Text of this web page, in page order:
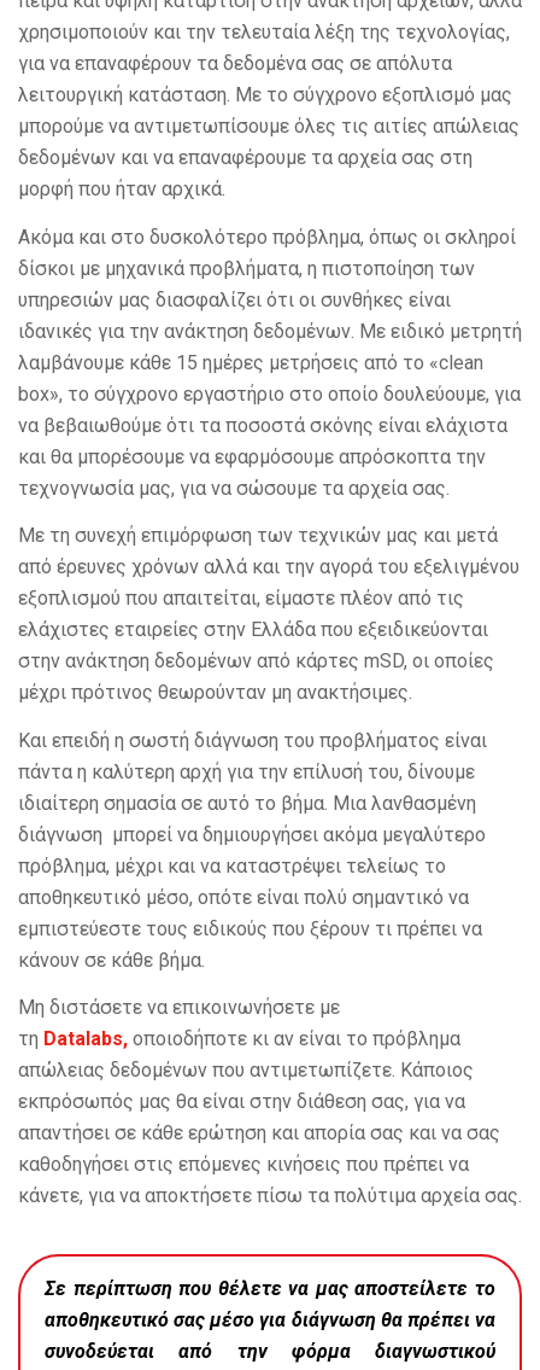
χρησιμοποιούν και την τελευταία λέξη της τεχνολογίας,
για να επαναφέρουν τα δεδομένα σας σε απόλυτα
λειτουργική κατάσταση. Με το σύγχρονο εξοπλισμό μας
μπορούμε να αντιμετωπίσουμε όλες τις αιτίες απώλειας
δεδομένων και να επαναφέρουμε τα αρχεία σας στη
μορφή που ήταν αρχικά.
Ακόμα και στο δυσκολότερο πρόβλημα, όπως οι σκληροί
δίσκοι με μηχανικά προβλήματα, η πιστοποίηση των
υπηρεσιών μας διασφαλίζει ότι οι συνθήκες είναι
ιδανικές για την ανάκτηση δεδομένων. Με ειδικό μετρητή
λαμβάνουμε κάθε 15 ημέρες μετρήσεις από το «clean
box», το σύγχρονο εργαστήριο στο οποίο δουλεύουμε, για
να βεβαιωθούμε ότι τα ποσοστά σκόνης είναι ελάχιστα
και θα μπορέσουμε να εφαρμόσουμε απρόσκοπτα την
τεχνογνωσία μας, για να σώσουμε τα αρχεία σας.
Με τη συνεχή επιμόρφωση των τεχνικών μας και μετά
από έρευνες χρόνων αλλά και την αγορά του εξελιγμένου
εξοπλισμού που απαιτείται, είμαστε πλέον από τις
ελάχιστες εταιρείες στην Ελλάδα που εξειδικεύονται
στην ανάκτηση δεδομένων από κάρτες mSD, οι οποίες
μέχρι πρότινος θεωρούνταν μη ανακτήσιμες.
Και επειδή η σωστή διάγνωση του προβλήματος είναι
πάντα η καλύτερη αρχή για την επίλυσή του, δίνουμε
ιδιαίτερη σημασία σε αυτό το βήμα. Μια λανθασμένη
διάγνωση μπορεί να δημιουργήσει ακόμα μεγαλύτερο
πρόβλημα, μέχρι και να καταστρέψει τελείως το
αποθηκευτικό μέσο, οπότε είναι πολύ σημαντικό να
εμπιστεύεστε τους ειδικούς που ξέρουν τι πρέπει να
κάνουν σε κάθε βήμα.
Μη διστάσετε να επικοινωνήσετε με
τη Datalabs, οποιοδήποτε κι αν είναι το πρόβλημα
απώλειας δεδομένων που αντιμετωπίζετε. Κάποιος
εκπρόσωπός μας θα είναι στην διάθεση σας, για να
απαντήσει σε κάθε ερώτηση και απορία σας και να σας
καθοδηγήσει στις επόμενες κινήσεις που πρέπει να
κάνετε, για να αποκτήσετε πίσω τα πολύτιμα αρχεία σας.
Σε περίπτωση που θέλετε να μας αποστείλετε το
αποθηκευτικό σας μέσο για διάγνωση θα πρέπει να
συνοδεύεται από την φόρμα διαγνωστικού